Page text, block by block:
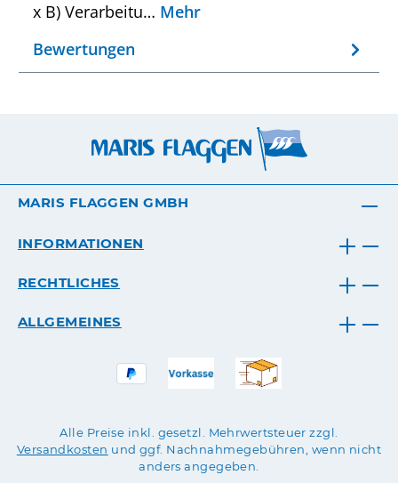
x B) Verarbeitu… Mehr
Bewertungen
MARIS FLAGGEN GMBH
INFORMATIONEN
RECHTLICHES
ALLGEMEINES
Alle Preise inkl. gesetzl. Mehrwertsteuer zzgl.
Versandkosten und ggf. Nachnahmegebühren, wenn nicht
anders angegeben.